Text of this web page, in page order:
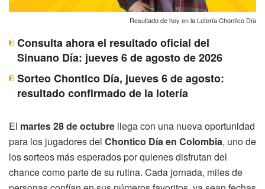
Resultado de hoy en la Lotería Chontico Día
Consulta ahora el resultado oficial del
Sinuano Día: jueves 6 de agosto de 2026
Sorteo Chontico Día, jueves 6 de agosto:
resultado confirmado de la lotería
El martes 28 de octubre llega con una nueva oportunidad
para los jugadores del Chontico Día en Colombia, uno de
los sorteos más esperados por quienes disfrutan del
chance como parte de su rutina. Cada jornada, miles de